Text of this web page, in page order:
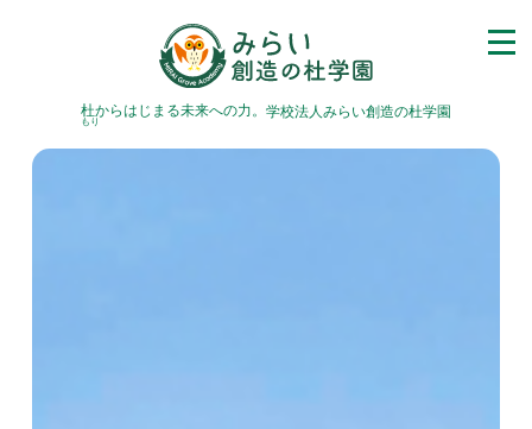
杜
もり
からはじまる未来への力。 学校法人みらい創造の杜学園